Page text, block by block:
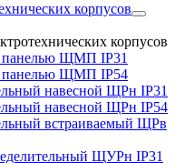
корпусов
корпусов
ЩМП IP31
панелью ЩМП IP54
навесной ЩРн IP31
навесной ЩРн IP54
встраиваемый ЩРв
ЩУРн IP31